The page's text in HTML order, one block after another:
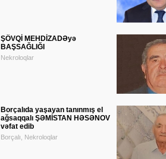
ŞÖVQİ MEHDİZADƏyə
BAŞSAĞLIĞI
Nekroloqlar
Borçalıda yaşayan tanınmış el
ağsaqqalı ŞƏMİSTAN HƏSƏNOV
vəfat edib
Borçalı, Nekroloqlar